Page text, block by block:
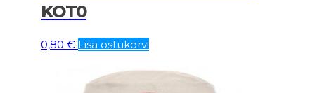
KOT0
0,80 € Lisa ostukorvi